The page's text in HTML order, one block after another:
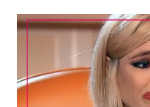
Benessere
Casa